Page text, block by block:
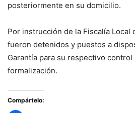
posteriormente en su domicilio.
Por instrucción de la Fiscalía Local
fueron detenidos y puestos a
Garantía para su respectivo
formalización.
Compártelo: